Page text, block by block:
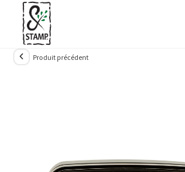
Produit précédent